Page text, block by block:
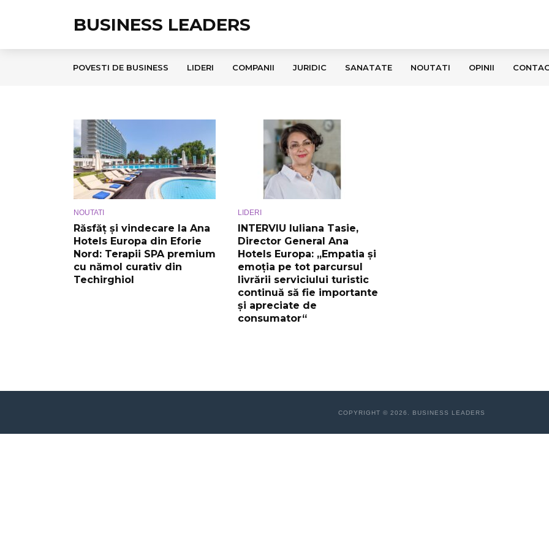
BUSINESS LEADERS
POVESTI DE BUSINESS LIDERI COMPANII JURIDIC SANATATE NOUTATI OPINII
NOUTATI
Răsfăț și vindecare la Ana
Hotels Europa din Eforie
Nord: Terapii SPA premium
cu nămol curativ din
Techirghiol
LIDERI
INTERVIU Iuliana Tasie,
Director General Ana
Hotels Europa: „Empatia și
emoția pe tot parcursul
livrării serviciului turistic
continuă să fie importante
și apreciate de
consumator“
COPYRIGHT © 2026. BUSINESS LEADERS